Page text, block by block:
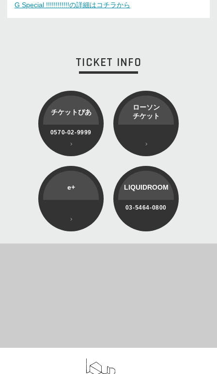
G Special !!!!!!!!!!!!の詳細はコチラから
TICKET INFO
チケットぴあ
0570-02-9999
ローソン
チケット
e+ LIQUIDROOM
03-5464-0800